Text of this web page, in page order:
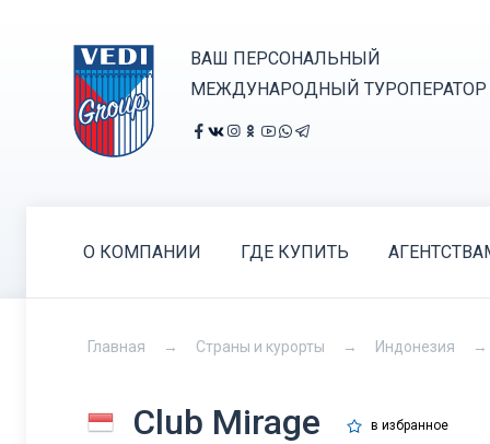
ВАШ ПЕРСОНАЛЬНЫЙ
МЕЖДУНАРОДНЫЙ ТУРОПЕРАТОР
О КОМПАНИИ ГДЕ КУПИТЬ
Главная Страны и курорты Индонезия
Club Mirage в избранное